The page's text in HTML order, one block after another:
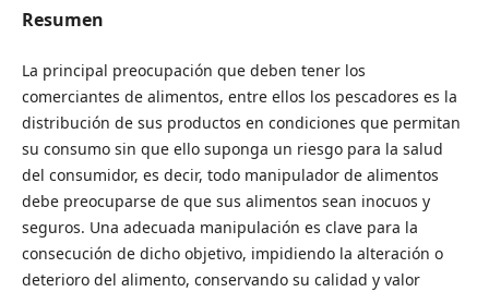
Resumen
La principal preocupación que deben tener los
comerciantes de alimentos, entre ellos los pescadores es la
distribución de sus productos en condiciones que permitan
su consumo sin que ello suponga un riesgo para la salud
del consumidor, es decir, todo manipulador de alimentos
debe preocuparse de que sus alimentos sean inocuos y
seguros. Una adecuada manipulación es clave para la
consecución de dicho objetivo, impidiendo la alteración o
deterioro del alimento, conservando su calidad y valor